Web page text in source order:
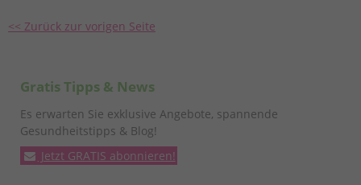
<< Zurück zur vorigen Seite
Gratis Tipps & News
Es erwarten Sie exklusive Angebote, spannende
Gesundheitstipps & Blog!
Jetzt GRATIS abonnieren!